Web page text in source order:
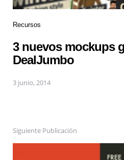
Recursos
3 nuevos mockups
DealJumbo
3 junio, 2014
Siguiente Publicación